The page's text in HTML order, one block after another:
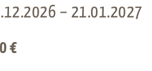
– 21.01.2027
€Preisspanne: